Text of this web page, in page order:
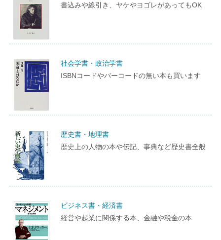
書込みや線引き、ヤケやヨゴレがあってもOK
社会学書・政治学書
ISBNコードやバーコードの無い本も買います
歴史書・地理書
歴史上の人物の本や伝記、事典など歴史書全般
ビジネス書・経済書
経営や起業に関係する本、金融や税金の本